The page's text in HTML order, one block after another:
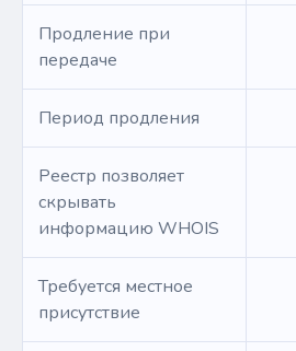
Продление при
передаче
Период продления
Реестр позволяет
скрывать
информацию WHOIS
Требуется местное
присутствие